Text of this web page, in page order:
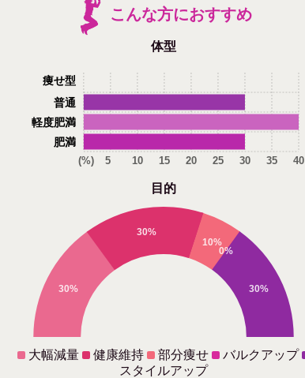
こんな方におすすめ
体型
肥満
軽度肥満
普通
痩せ型
(%) 5 10 15 20 25 30 35 40
目的
30%
30%
10%
0%
30%
大幅減量 健康維持 部分痩せ
バルクアップ
スタイルアップ